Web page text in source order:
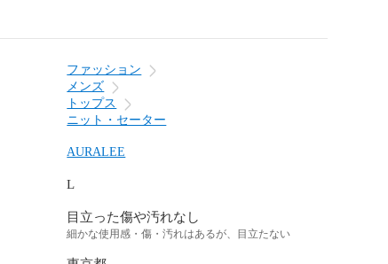
ファッション
メンズ
トップス
ニット・セーター
AURALEE
L
目立った傷や汚れなし
細かな使用感・傷・汚れはあるが、目立たない